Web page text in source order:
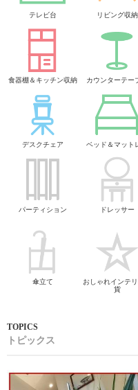
テレビ台 リビング収納
食器棚＆キッチン収納 カウンターテー
デスクチェア ベッド＆マット
パーティション ドレッサー
傘立て
おしゃれインテ
貨
トピックス